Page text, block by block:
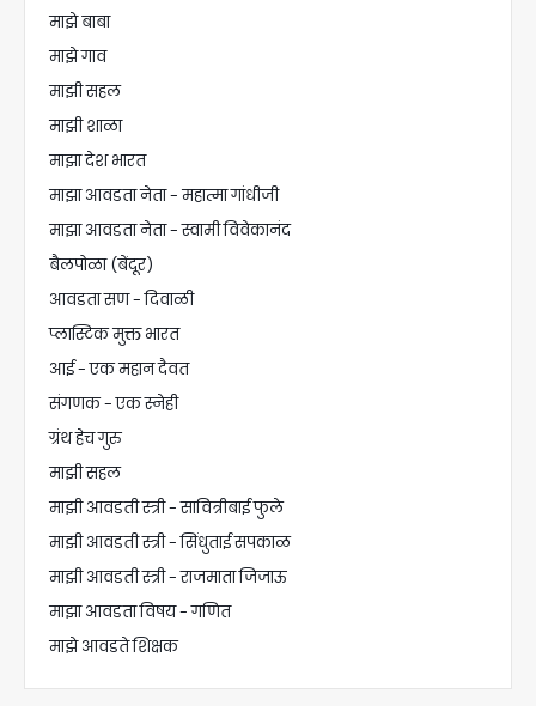
माझे बाबा
माझे गाव
माझी सहल
माझी शाळा
माझा देश भारत
माझा आवडता नेता - महात्मा गांधीजी
माझा आवडता नेता - स्वामी विवेकानंद
बैलपोळा (बेंदूर)
आवडता सण - दिवाळी
प्लास्टिक मुक्त भारत
आई - एक महान दैवत
संगणक - एक स्नेही
ग्रंथ हेच गुरु
माझी सहल
माझी आवडती स्त्री - सावित्रीबाई फुले
माझी आवडती स्त्री - सिंधुताई सपकाळ
माझी आवडती स्त्री - राजमाता जिजाऊ
माझा आवडता विषय - गणित
माझे आवडते शिक्षक